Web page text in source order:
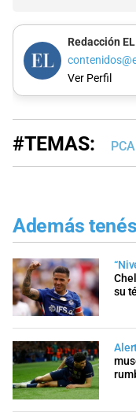
Redacción EL
Ver Perfil
#TEMAS: PCAI
Además
su